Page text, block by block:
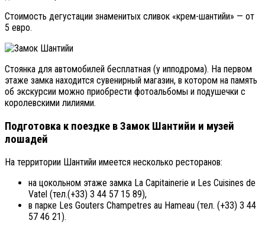
Стоимость дегустации знаменитых сливок «крем-шантийи» — от
5 евро.
Стоянка для автомобилей бесплатная (у ипподрома). На первом
этаже замка находится сувенирный магазин, в котором на память
об экскурсии можно приобрести фотоальбомы и подушечки с
королевскими лилиями.
Подготовка к поездке в Замок Шантийи и музей
лошадей
На территории Шантийи имеется несколько ресторанов:
на цокольном этаже замка La Capitainerie и Les Cuisines de
Vatel (тел.(+33) 3 44 57 15 89),
в парке Les Gouters Champetres au Hameau (тел. (+33) 3 44
57 46 21).